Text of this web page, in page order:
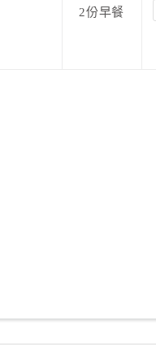
2份早餐